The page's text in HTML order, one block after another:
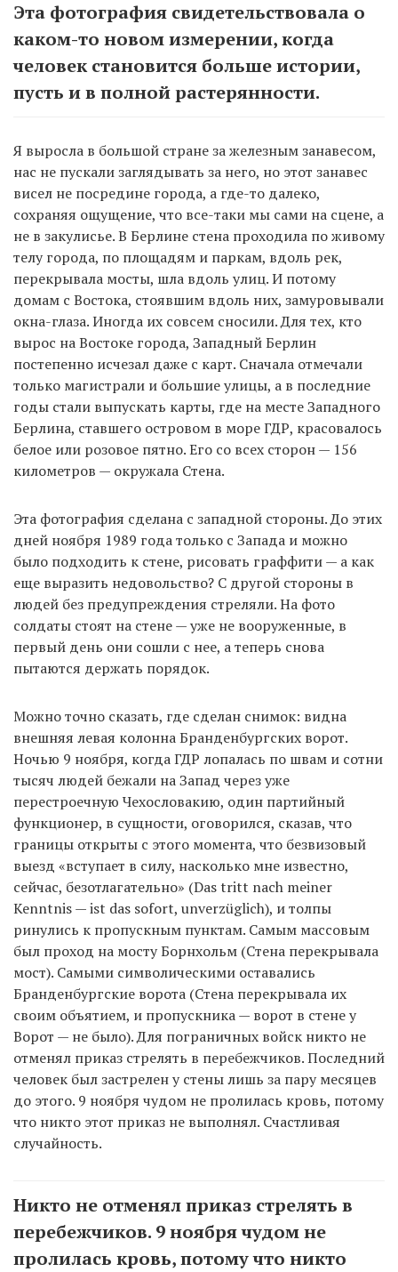
Эта фотография свидетельствовала о
каком-то новом измерении, когда
человек становится больше истории,
пусть и в полной растерянности.
Я выросла в большой стране за железным занавесом,
нас не пускали заглядывать за него, но этот занавес
висел не посредине города, а где-то далеко,
сохраняя ощущение, что все-таки мы сами на сцене, а
не в закулисье. В Берлине стена проходила по живому
телу города, по площадям и паркам, вдоль рек,
перекрывала мосты, шла вдоль улиц. И потому
домам с Востока, стоявшим вдоль них, замуровывали
окна-глаза. Иногда их совсем сносили. Для тех, кто
вырос на Востоке города, Западный Берлин
постепенно исчезал даже с карт. Сначала отмечали
только магистрали и большие улицы, а в последние
годы стали выпускать карты, где на месте Западного
Берлина, ставшего островом в море ГДР, красовалось
белое или розовое пятно. Его со всех сторон — 156
километров — окружала Стена.
Эта фотография сделана с западной стороны. До этих
дней ноября 1989 года только с Запада и можно
было подходить к стене, рисовать граффити — а как
еще выразить недовольство? С другой стороны в
людей без предупреждения стреляли. На фото
солдаты стоят на стене — уже не вооруженные, в
первый день они сошли с нее, а теперь снова
пытаются держать порядок.
Можно точно сказать, где сделан снимок: видна
внешняя левая колонна Бранденбургских ворот.
Ночью 9 ноября, когда ГДР лопалась по швам и сотни
тысяч людей бежали на Запад через уже
перестроечную Чехословакию, один партийный
функционер, в сущности, оговорился, сказав, что
границы открыты с этого момента, что безвизовый
выезд «вступает в силу, насколько мне известно,
сейчас, безотлагательно» (Das tritt nach meiner
Kenntnis — ist das sofort, unverzüglich), и толпы
ринулись к пропускным пунктам. Самым массовым
был проход на мосту Борнхольм (Стена перекрывала
мост). Самыми символическими оставались
Бранденбургские ворота (Стена перекрывала их
своим объятием, и пропускника — ворот в стене у
Ворот — не было). Для пограничных войск никто не
отменял приказ стрелять в перебежчиков. Последний
человек был застрелен у стены лишь за пару месяцев
до этого. 9 ноября чудом не пролилась кровь, потому
что никто этот приказ не выполнял. Счастливая
случайность.
Никто не отменял приказ стрелять в
перебежчиков. 9 ноября чудом не
пролилась кровь, потому что никто